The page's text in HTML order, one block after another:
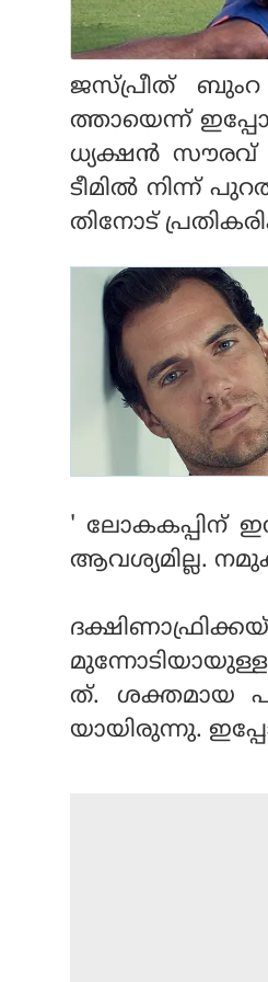
ജസ്പ്രീത് ബുംറ
ത്തായെന്ന്
ധ്യക്ഷന്‍ സൗരവ്
ടീമില്‍ നിന്ന്
തിനോട്
' ലോകകപ്പിന്
ആവശ്യമില്ല.
ത്. ശക്തമായ
യായിരുന്നു.